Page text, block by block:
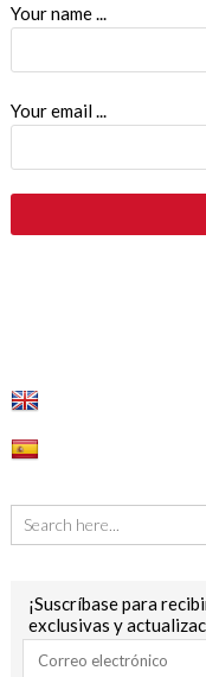
Your name ...
Your email ...
¡Suscríbase para
exclusivas y